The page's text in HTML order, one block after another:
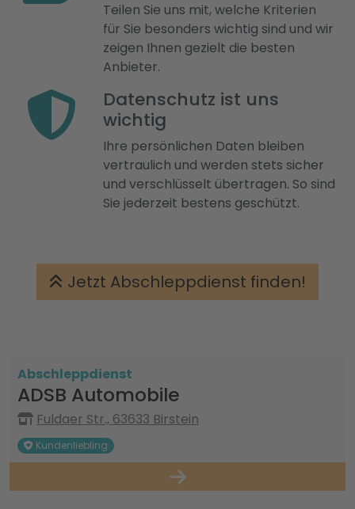
Teilen Sie uns mit, welche Kriterien
für Sie besonders wichtig sind und wir
zeigen Ihnen gezielt die besten
Anbieter.
Datenschutz ist uns
wichtig
Ihre persönlichen Daten bleiben
vertraulich und werden stets sicher
und verschlüsselt übertragen. So sind
Sie jederzeit bestens geschützt.
Jetzt Abschleppdienst finden!
Abschleppdienst
ADSB Automobile
Fuldaer Str., 63633 Birstein
Kundenliebling